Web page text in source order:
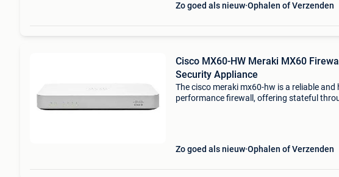
Zo goed als nieuw Ophalen of Verzenden
Cisco MX60-HW Meraki MX60
Security Appliance
The cisco meraki mx60-hw is a reliable and
performance firewall, offering stateful
Zo goed als nieuw Ophalen of Verzenden